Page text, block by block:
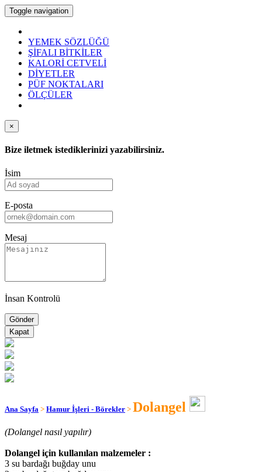
Toggle navigation
YEMEK SÖZLÜĞÜ
ŞİFALI BİTKİLER
KALORİ CETVELİ
DİYETLER
PÜF NOKTALARI
ÖLÇÜLER
×
Bize iletmek istediklerinizi yazabilirsiniz.
İsim
E-posta
Mesaj
İnsan Kontrolü
Kapat
Ana Sayfa > Hamur İşleri - Börekler > Dolangel
(Dolangel nasıl yapılır)
Dolangel için kullanılan malzemeler :
3 su bardağı buğday unu